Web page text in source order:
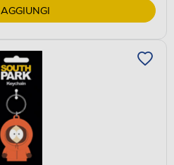
AGGIUNGI